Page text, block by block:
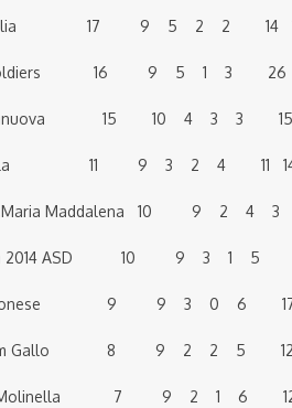
17 9 5 2 2 14
Soldiers 16 9 5 1 3 26
15 10 4 3 3 15
11 9 3 2 4 11 14
S.Maria Maddalena 10 9 2 4
2014 ASD 10 9 3 1 5
Alberonese 9 9 3 0 6 17
team Gallo 8 9 2 2 5 12
Molinella 7 9 2 1 6